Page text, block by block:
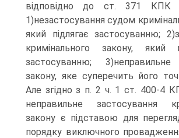
відповідно до ст. 371 КПК
1)незастосування судом
який підлягає застосуванню;
кримінального закону, який
застосуванню; 3)неправильне
закону, яке суперечить його
Але згідно з п. 2 ч. 1 ст. 400-4
неправильне застосування
закону є підставою для
порядку виключного